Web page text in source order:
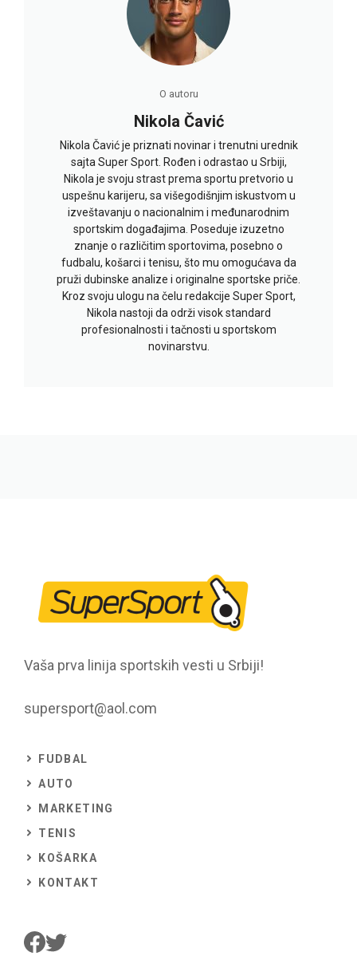
O autoru
Nikola Čavić
Nikola Čavić je priznati novinar i trenutni urednik
sajta Super Sport. Rođen i odrastao u Srbiji,
Nikola je svoju strast prema sportu pretvorio u
uspešnu karijeru, sa višegodišnjim iskustvom u
izveštavanju o nacionalnim i međunarodnim
sportskim događajima. Poseduje izuzetno
znanje o različitim sportovima, posebno o
fudbalu, košarci i tenisu, što mu omogućava da
pruži dubinske analize i originalne sportske priče.
Kroz svoju ulogu na čelu redakcije Super Sport,
Nikola nastoji da održi visok standard
profesionalnosti i tačnosti u sportskom
novinarstvu.
Vaša prva linija sportskih vesti u Srbiji!
supersport@aol.com
FUDBAL
AUTO
MARKETING
TENIS
KOŠARKA
KONTAKT